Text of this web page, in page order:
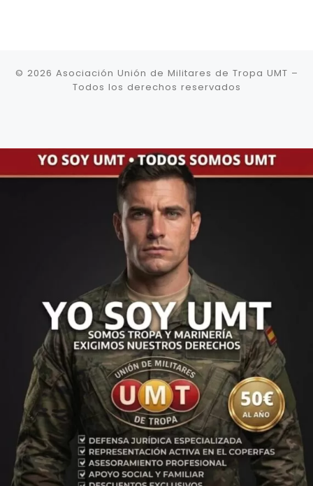
© 2026 Asociación Unión de Militares de Tropa UMT –
Todos los derechos reservados